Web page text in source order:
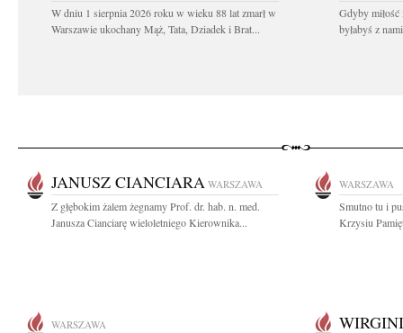
W dniu 1 sierpnia 2026 roku w wieku 88 lat zmarł w
Warszawie ukochany Mąż, Tata, Dziadek i Brat...
Gdyby miłość
byłabyś z
JANUSZ CIANCIARA WARSZAWA
Z głębokim żalem żegnamy Prof. dr. hab. n. med.
Janusza Cianciarę wieloletniego Kierownika...
WARSZAWA
Smutno tu i
Krzysiu
WARSZAWA